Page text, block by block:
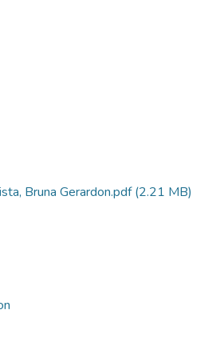
Bruna Gerardon.pdf(2.21 MB)